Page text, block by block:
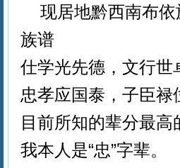
现居地黔西南布
族谱
仕学光先德，文行世
忠孝应国泰，子臣禄
目前所知的辈分最
我本人是“忠”字辈。